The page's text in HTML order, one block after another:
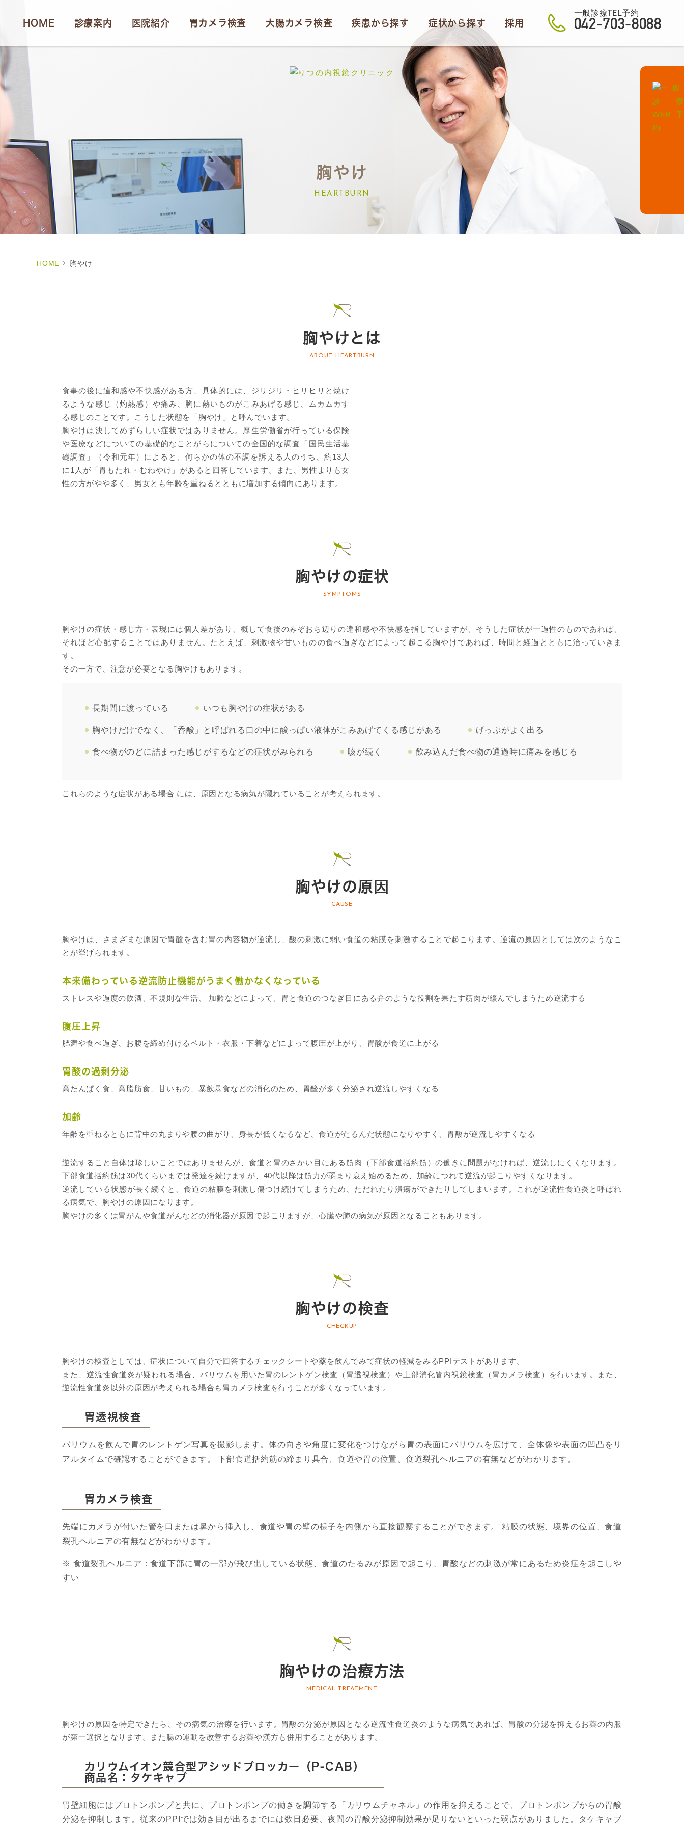
HOME 診療案内 医院紹介 胃カメラ検査 大腸カメラ検査 疾患から探す 症状から探す 採用
一般診療TEL予約
042-703-8088
胸やけ
HEARTBURN
HOME 胸やけ
胸やけとは
ABOUT HEARTBURN
食事の後に違和感や不快感がある方、具体的には、ジリジリ・ヒリヒリと焼け
るような感じ（灼熱感）や痛み、胸に熱いものがこみあげる感じ、ムカムカす
る感じのことです。こうした状態を「胸やけ」と呼んでいます。
胸やけは決してめずらしい症状ではありません。厚生労働省が行っている保険
や医療などについての基礎的なことがらについての全国的な調査「国民生活基
礎調査」（令和元年）によると、何らかの体の不調を訴える人のうち、約13人
に1人が「胃もたれ・むねやけ」があると回答しています。また、男性よりも女
性の方がやや多く、男女とも年齢を重ねるとともに増加する傾向にあります。
胸やけの症状
SYMPTOMS
胸やけの症状・感じ方・表現には個人差があり、概して食後のみぞおち辺りの違和感や不快感を指していますが、そうした症状が一過性のものであれば、
それほど心配することではありません。たとえば、刺激物や甘いものの食べ過ぎなどによって起こる胸やけであれば、時間と経過とともに治っていきま
す。
その一方で、注意が必要となる胸やけもあります。
長期間に渡っている いつも胸やけの症状がある
胸やけだけでなく、「呑酸」と呼ばれる口の中に酸っぱい液体がこみあげてくる感じがある げっぷがよく出る
食べ物がのどに詰まった感じがするなどの症状がみられる 咳が続く 飲み込んだ食べ物の通過時に痛みを感じる
これらのような症状がある場合 には、原因となる病気が隠れていることが考えられます。
胸やけの原因
CAUSE
胸やけは、さまざまな原因で胃酸を含む胃の内容物が逆流し、酸の刺激に弱い食道の粘膜を刺激することで起こります。逆流の原因としては次のようなこ
とが挙げられます。
本来備わっている逆流防止機能がうまく働かなくなっている
ストレスや過度の飲酒、不規則な生活、 加齢などによって、胃と食道のつなぎ目にある弁のような役割を果たす筋肉が緩んでしまうため逆流する
腹圧上昇
肥満や食べ過ぎ、お腹を締め付けるベルト・衣服・下着などによって腹圧が上がり、胃酸が食道に上がる
胃酸の過剰分泌
高たんぱく食、高脂肪食、甘いもの、暴飲暴食などの消化のため、胃酸が多く分泌され逆流しやすくなる
加齢
年齢を重ねるともに背中の丸まりや腰の曲がり、身長が低くなるなど、食道がたるんだ状態になりやすく、胃酸が逆流しやすくなる
逆流すること自体は珍しいことではありませんが、食道と胃のさかい目にある筋肉（下部食道括約筋）の働きに問題がなければ、逆流しにくくなります。
下部食道括約筋は30代くらいまでは発達を続けますが、40代以降は筋力が弱まり衰え始めるため、加齢につれて逆流が起こりやすくなります。
逆流している状態が長く続くと、食道の粘膜を刺激し傷つけ続けてしまうため、ただれたり潰瘍ができたりしてしまいます。これが逆流性食道炎と呼ばれ
る病気で、胸やけの原因になります。
胸やけの多くは胃がんや食道がんなどの消化器が原因で起こりますが、心臓や肺の病気が原因となることもあります。
胸やけの検査
CHECKUP
胸やけの検査としては、症状について自分で回答するチェックシートや薬を飲んでみて症状の軽減をみるPPIテストがあります。
また、逆流性食道炎が疑われる場合、バリウムを用いた胃のレントゲン検査（胃透視検査）や上部消化管内視鏡検査（胃カメラ検査）を行います。また、
逆流性食道炎以外の原因が考えられる場合も胃カメラ検査を行うことが多くなっています。
胃透視検査
バリウムを飲んで胃のレントゲン写真を撮影します。体の向きや角度に変化をつけながら胃の表面にバリウムを広げて、全体像や表面の凹凸をリ
アルタイムで確認することができます。 下部食道括約筋の締まり具合、食道や胃の位置、食道裂孔ヘルニアの有無などがわかります。
胃カメラ検査
先端にカメラが付いた管を口または鼻から挿入し、食道や胃の壁の様子を内側から直接観察することができます。 粘膜の状態、境界の位置、食道
裂孔ヘルニアの有無などがわかります。
※ 食道裂孔ヘルニア：食道下部に胃の一部が飛び出している状態、食道のたるみが原因で起こり、胃酸などの刺激が常にあるため炎症を起こしや
すい
胸やけの治療方法
MEDICAL TREATMENT
胸やけの原因を特定できたら、その病気の治療を行います。胃酸の分泌が原因となる逆流性食道炎のような病気であれば、胃酸の分泌を抑えるお薬の内服
が第一選択となります。また腸の運動を改善するお薬や漢方も併用することがあります。
カリウムイオン競合型アシッドブロッカー（P-CAB）
商品名：タケキャブ
胃壁細胞にはプロトンポンプと共に、プロトンポンプの働きを調節する「カリウムチャネル」の作用を抑えることで、プロトンポンプからの胃酸
分泌を抑制します。従来のPPIでは効き目が出るまでには数日必要、夜間の胃酸分泌抑制効果が足りないといった弱点がありました。タケキャブ